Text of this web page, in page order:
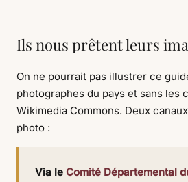
Ils nous prêtent leurs
On ne pourrait pas illustrer ce
photographes du pays et sans les
Wikimedia Commons. Deux
photo :
Via le Comité Départemental